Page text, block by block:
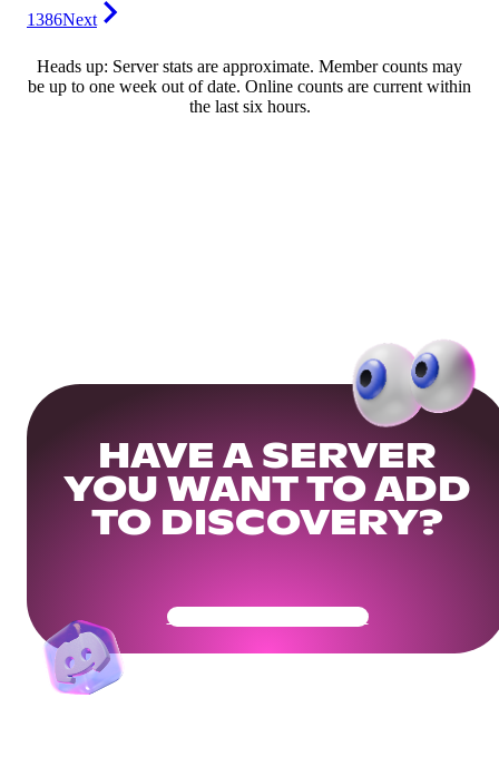
1386Next
Heads up: Server stats are approximate. Member counts may
be up to one week out of date. Online counts are current within
the last six hours.
HAVE A SERVER
YOU WANT TO ADD
TO DISCOVERY?
Get Your Community Ready